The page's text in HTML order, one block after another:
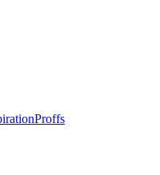
Proffs